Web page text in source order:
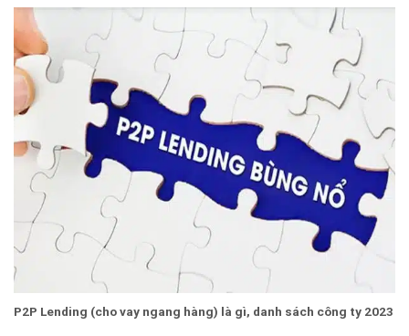
P2P Lending (cho vay ngang hàng) là gì, danh sách công ty 2023